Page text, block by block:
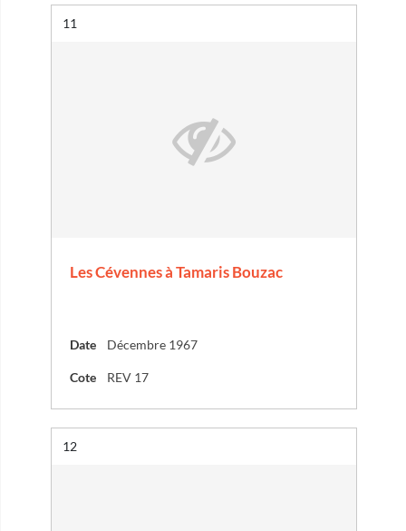
Résultat n°
11
Les Cévennes à Tamaris Bouzac
Date Décembre 1967
Cote REV 17
Résultat n°
12